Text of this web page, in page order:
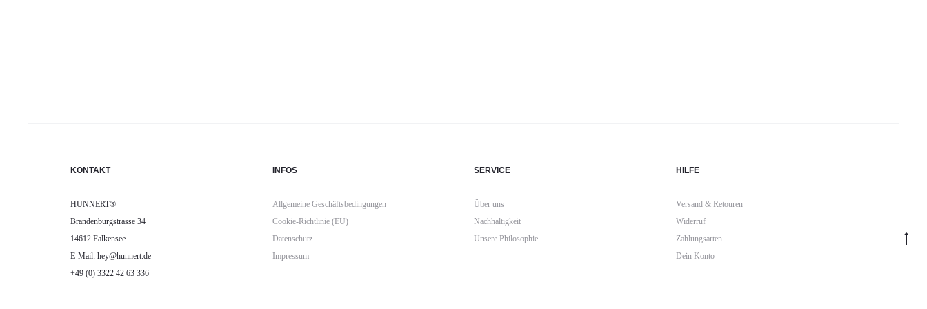
KONTAKT
HUNNERT®
Brandenburgstrasse 34
14612 Falkensee
E-Mail: hey@hunnert.de
+49 (0) 3322 42 63 336
INFOS
Allgemeine Geschäftsbedingungen
Cookie-Richtlinie (EU)
Datenschutz
Impressum
SERVICE
Über uns
Nachhaltigkeit
Unsere Philosophie
HILFE
Versand & Retouren
Widerruf
Zahlungsarten
Dein Konto